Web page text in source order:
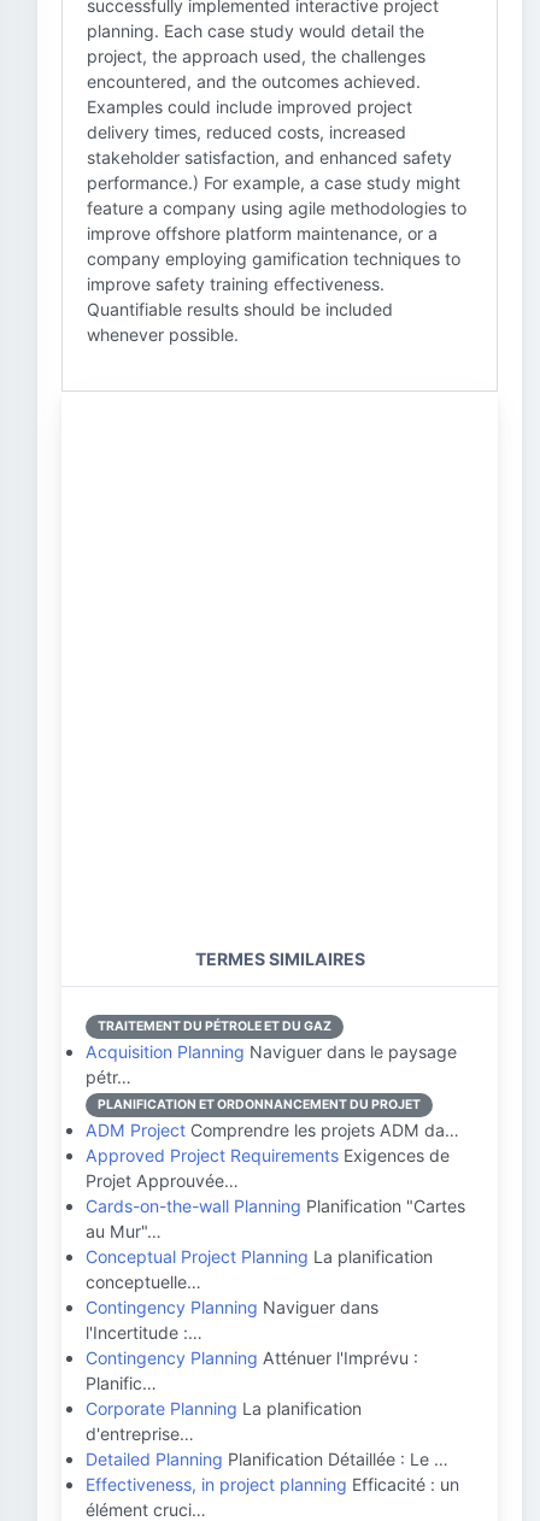
successfully implemented interactive project
planning. Each case study would detail the
project, the approach used, the challenges
encountered, and the outcomes achieved.
Examples could include improved project
delivery times, reduced costs, increased
stakeholder satisfaction, and enhanced safety
performance.) For example, a case study might
feature a company using agile methodologies to
improve offshore platform maintenance, or a
company employing gamification techniques to
improve safety training effectiveness.
Quantifiable results should be included
whenever possible.
TERMES SIMILAIRES
TRAITEMENT DU PÉTROLE ET DU GAZ
Acquisition Planning Naviguer dans le paysage
pétr…
PLANIFICATION ET ORDONNANCEMENT DU PROJET
ADM Project Comprendre les projets ADM da…
Approved Project Requirements Exigences de
Projet Approuvée…
Cards-on-the-wall Planning Planification "Cartes
au Mur"…
Conceptual Project Planning La planification
conceptuelle…
Contingency Planning Naviguer dans
l'Incertitude :…
Contingency Planning Atténuer l'Imprévu :
Planific…
Corporate Planning La planification
d'entreprise…
Detailed Planning Planification Détaillée : Le …
Effectiveness, in project planning Efficacité : un
élément cruci…